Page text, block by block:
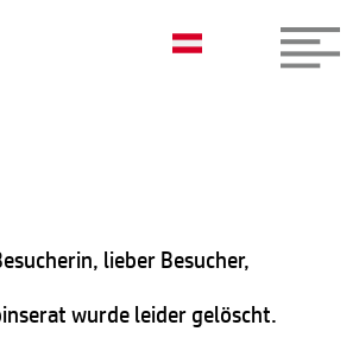
lieber Besucher,
wurde leider gelöscht.